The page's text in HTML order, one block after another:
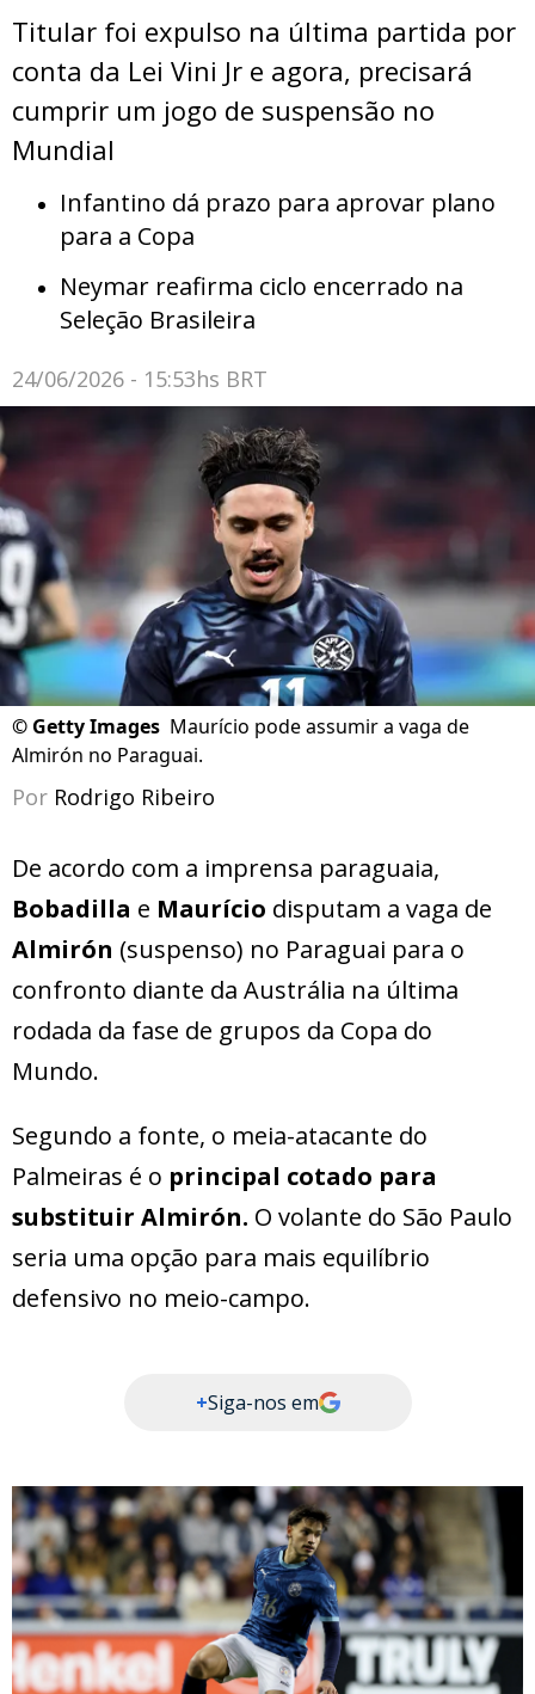
Titular foi expulso na última partida por
conta da Lei Vini Jr e agora, precisará
cumprir um jogo de suspensão no
Mundial
Infantino dá prazo para aprovar plano
para a Copa
Neymar reafirma ciclo encerrado na
Seleção Brasileira
24/06/2026 - 15:53hs BRT
© Getty Images Maurício pode assumir a vaga de
Almirón no Paraguai.
Por Rodrigo Ribeiro
De acordo com a imprensa paraguaia,
Bobadilla e Maurício disputam a vaga de
Almirón (suspenso) no Paraguai para o
confronto diante da Austrália na última
rodada da fase de grupos da Copa do
Mundo.
Segundo a fonte, o meia-atacante do
Palmeiras é o principal cotado para
substituir Almirón. O volante do São Paulo
seria uma opção para mais equilíbrio
defensivo no meio-campo.
+Siga-nos em